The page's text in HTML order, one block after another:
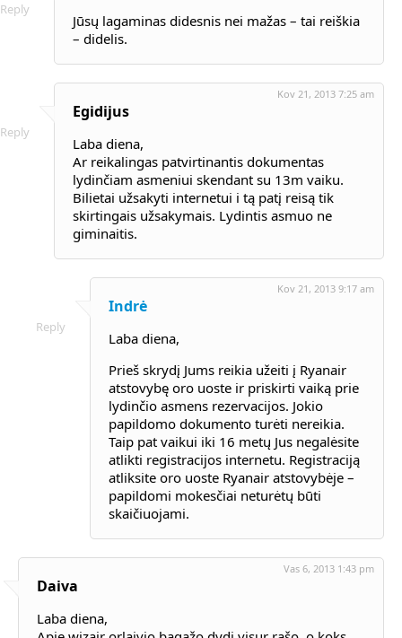
Reply
Jūsų lagaminas didesnis nei mažas – tai reiškia
– didelis.
Reply
Egidijus
Kov 21, 2013 7:25 am
Laba diena,
Ar reikalingas patvirtinantis dokumentas
lydinčiam asmeniui skendant su 13m vaiku.
Bilietai užsakyti internetui i tą patį reisą tik
skirtingais užsakymais. Lydintis asmuo ne
giminaitis.
Reply
Indrė
Kov 21, 2013 9:17 am
Laba diena,
Prieš skrydį Jums reikia užeiti į Ryanair
atstovybę oro uoste ir priskirti vaiką prie
lydinčio asmens rezervacijos. Jokio
papildomo dokumento turėti nereikia.
Taip pat vaikui iki 16 metų Jus negalėsite
atlikti registracijos internetu. Registraciją
atliksite oro uoste Ryanair atstovybėje –
papildomi mokesčiai neturėtų būti
skaičiuojami.
Daiva
Vas 6, 2013 1:43 pm
Laba diena,